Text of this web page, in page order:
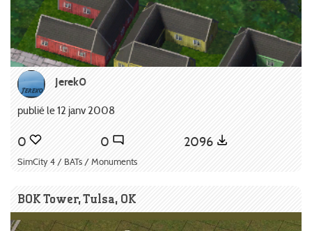
Jerek0
publié le 12 janv 2008
0 0 2096
SimCity 4 / BATs / Monuments
BOK Tower, Tulsa, OK